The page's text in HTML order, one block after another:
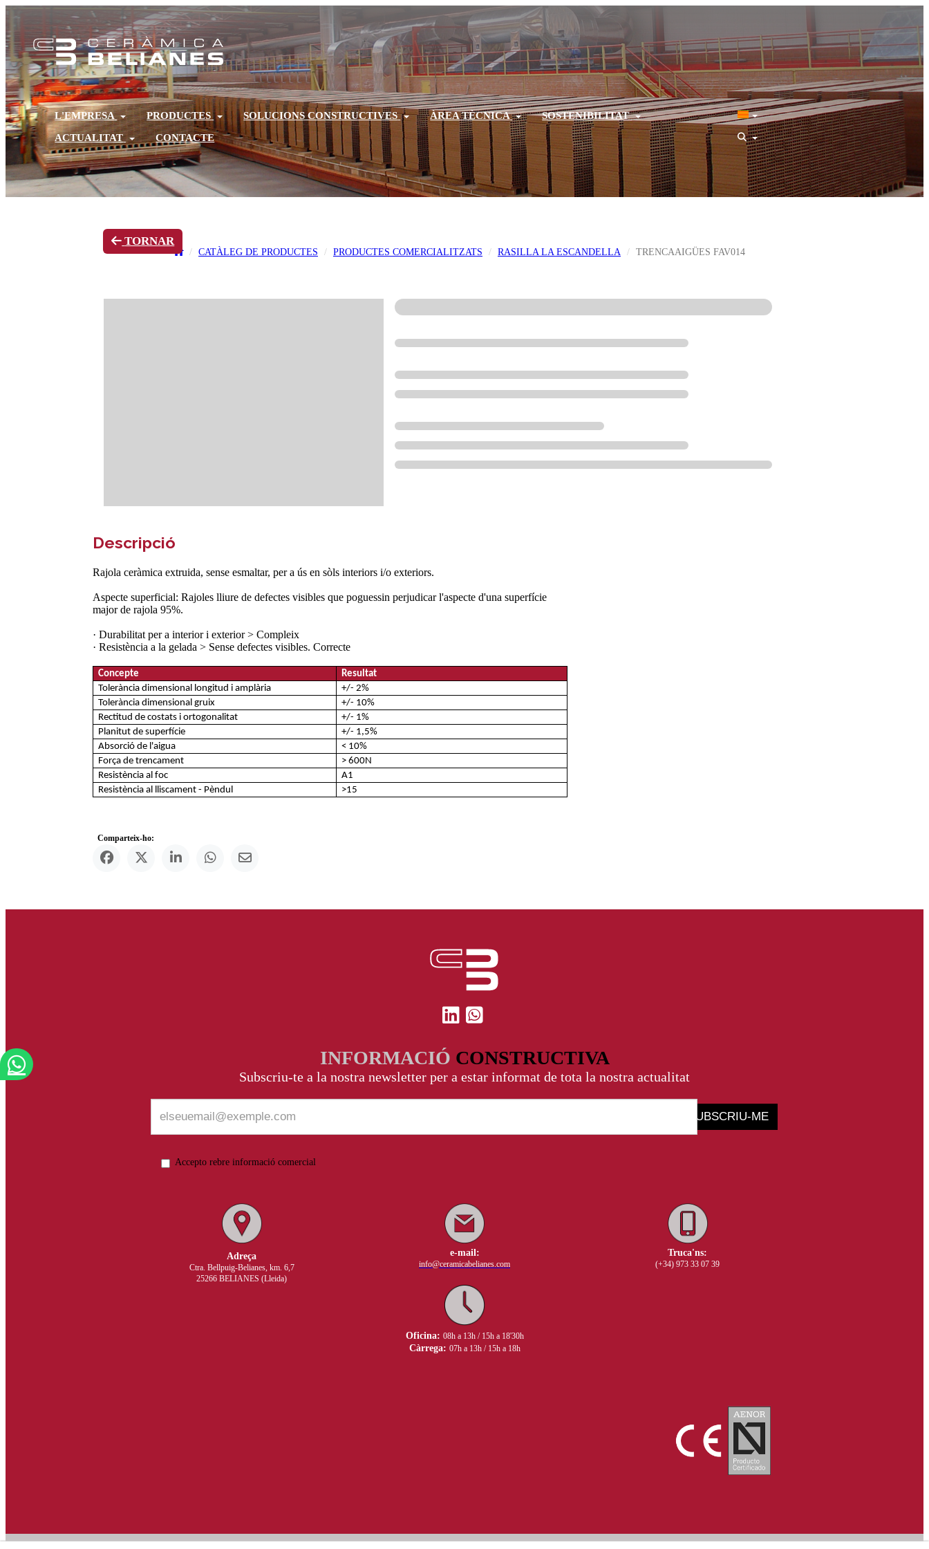
L'EMPRESA PRODUCTES SOLUCIONS CONSTRUCTIVES ÀREA TÈCNICA
SOSTENIBILITAT
ACTUALITAT
CONTACTE
CATÀLEG DE PRODUCTES PRODUCTES COMERCIALITZATS RASILLA LA ESCANDELLA TRENCAAIGÜES FAV014
TORNAR
Descripció
Rajola ceràmica extruida, sense esmaltar, per a ús en sòls interiors i/o exteriors.
Aspecte superficial: Rajoles lliure de defectes visibles que poguessin perjudicar l'aspecte d'una superfície
major de rajola 95%.
· Durabilitat per a interior i exterior > Compleix
· Resistència a la gelada > Sense defectes visibles. Correcte
Concepte
Resultat
Tolerància dimensional longitud i amplària
+/- 2%
Tolerància dimensional gruix
+/- 10%
Rectitud de costats i ortogonalitat
+/- 1%
Planitut de superfície
+/- 1,5%
Absorció de l'aigua
< 10%
Força de trencament
> 600N
Resistència al foc
A1
Resistència al lliscament - Pèndul
>15
Comparteix-ho:
INFORMACIÓ CONSTRUCTIVA
Subscriu-te a la nostra newsletter per a estar informat de tota la nostra actualitat
SUBSCRIU-ME
Accepto rebre informació comercial
Adreça
Ctra. Bellpuig-Belianes, km. 6,7
25266 BELIANES (Lleida)
e-mail:
info@ceramicabelianes.com
Truca'ns:
(+34) 973 33 07 39
Oficina: 08h a 13h / 15h a 18'30h
Càrrega: 07h a 13h / 15h a 18h